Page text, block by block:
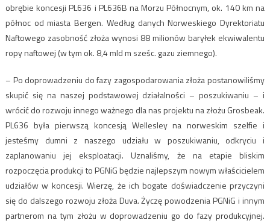
obrębie koncesji PL636 i PL636B na Morzu Północnym, ok. 140 km na
północ od miasta Bergen. Według danych Norweskiego Dyrektoriatu
Naftowego zasobność złoża wynosi 88 milionów baryłek ekwiwalentu
ropy naftowej (w tym ok. 8,4 mld m sześc. gazu ziemnego).
– Po doprowadzeniu do fazy zagospodarowania złoża postanowiliśmy
skupić się na naszej podstawowej działalności – poszukiwaniu – i
wrócić do rozwoju innego ważnego dla nas projektu na złożu Grosbeak.
PL636 była pierwszą koncesją Wellesley na norweskim szelfie i
jesteśmy dumni z naszego udziału w poszukiwaniu, odkryciu i
zaplanowaniu jej eksploatacji. Uznaliśmy, że na etapie bliskim
rozpoczęcia produkcji to PGNiG będzie najlepszym nowym właścicielem
udziałów w koncesji. Wierzę, że ich bogate doświadczenie przyczyni
się do dalszego rozwoju złoża Duva. Życzę powodzenia PGNiG i innym
partnerom na tym złożu w doprowadzeniu go do fazy produkcyjnej.